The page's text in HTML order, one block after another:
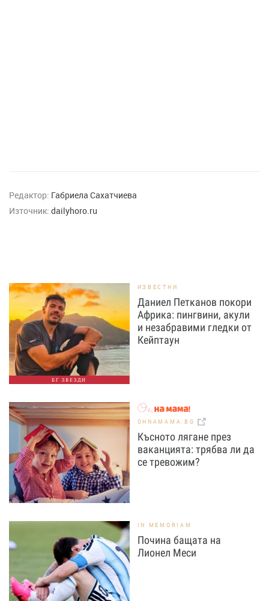
Редактор: Габриела Сахатчиева
Източник: dailyhoro.ru
БГ ЗВЕЗДИ
ИЗВЕСТНИ
Даниел Петканов покори
Африка: пингвини, акули
и незабравими гледки от
Кейптаун
OHNAMAMA.BG
Късното лягане през
ваканцията: трябва ли да
се тревожим?
IN MEMORIAM
Почина бащата на
Лионел Меси